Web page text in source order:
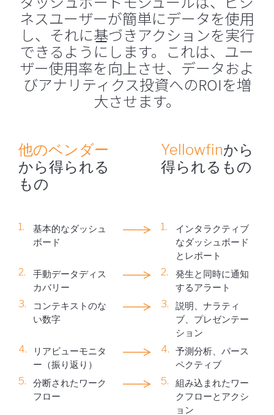
ネスユーザーが簡単にデータを使用
し、それに基づきアクションを実行
できるようにします。これは、ユー
ザー使用率を向上させ、データおよ
びアナリティクス投資へのROIを増
大させます。
他のベンダー
から得られる
もの
Yellowfinから
得られるもの
基本的なダッシュ
ボード
インタラクティブ
なダッシュボード
とレポート
手動データディス
カバリー
発生と同時に通知
するアラート
コンテキストのな
い数字
説明、ナラティ
ブ、プレゼンテー
ション
リアビューモニタ
ー（振り返り）
予測分析、パース
ペクティブ
分断されたワーク
フロー
組み込まれたワー
クフローとアクシ
ョン